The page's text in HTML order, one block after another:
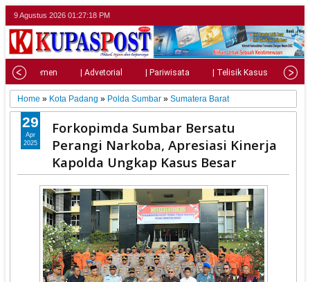
9 Agustus 2026 01:27:20 PM
| Parlemen | Advetorial | Pariwisata | Telisik Kasus |
Home » Kota Padang » Polda Sumbar »Sumatera Barat
Forkopimda Sumbar Bersatu
Perangi Narkoba, Apresiasi Kinerja
Kapolda Ungkap Kasus Besar
29
Apr
2025